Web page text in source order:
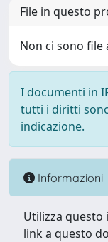
File in questo
Non ci sono
I documenti in
tutti i diritti
indicazione.
Informazioni
Utilizza
link a questo